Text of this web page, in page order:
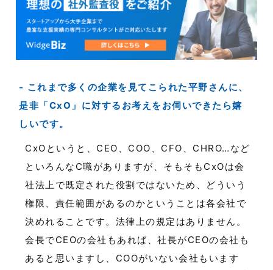
これまで多くの企業を見てこられた平野さんに、
是非「CxO」に対するお考えをお伺いできたら嬉
しいです。
CxOというと、CEO、COO、CFO、CHRO…など
といろんなC職がありますが、そもそもCxOは会
社法上で既定された役割ではないため、どういう
権限、責任範囲があるのかということは各会社で
決めれることです。法律上の規定はありません。
会長でCEOの会社もあれば、社長がCEOの会社も
あると思いますし、COOがいない会社もいます